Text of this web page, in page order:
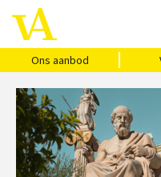
Ons aanbod
Home
Ons aanbod
Agenda
VAthuis
Over ons
Vragen?
Cadeaubon